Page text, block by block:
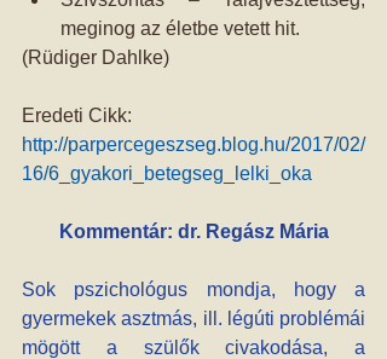
meginog az életbe vetett hit.
(Rüdiger Dahlke)
Eredeti Cikk:
http://parpercegeszseg.blog.hu/2017/02/
16/6_gyakori_betegseg_lelki_oka
Kommentár: dr. Regász Mária
Sok pszichológus mondja, hogy a
gyermekek asztmás, ill. légúti problémái
mögött a szülők civakodása, a